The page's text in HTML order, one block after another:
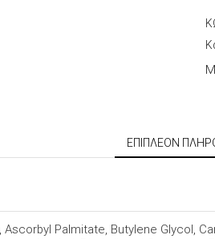
ΕΠΙΠΛΈΟΝ
Ascorbyl Palmitate, Butylene Glycol,